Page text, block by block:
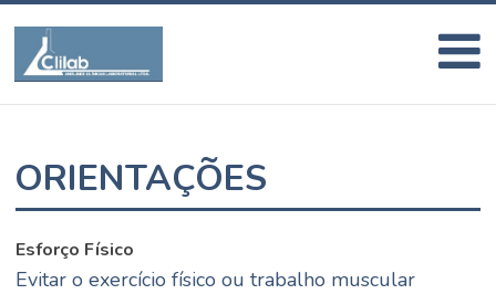
ORIENTAÇÕES
Esforço Físico
Evitar o exercício físico ou trabalho muscular